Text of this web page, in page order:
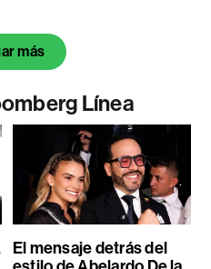
más
Línea
El mensaje detrás del